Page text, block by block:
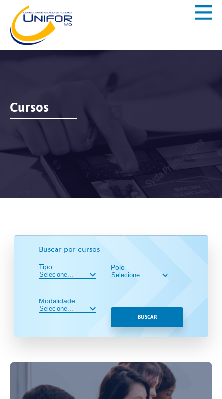
Cursos
Buscar por cursos
Tipo
Modalidade
Polo
BUSCAR